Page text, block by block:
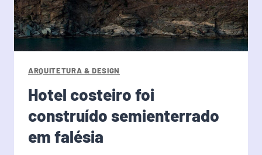
ARQUITETURA & DESIGN
Hotel costeiro foi
construído semienterrado
em falésia